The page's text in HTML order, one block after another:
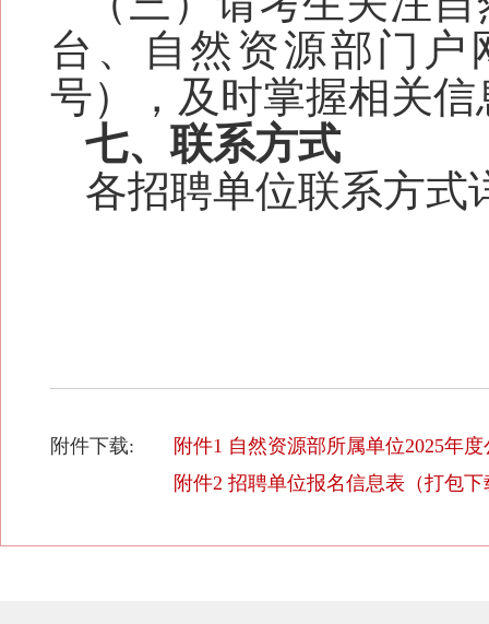
台 、
自然资源部门户
号）
，及时掌握相关
七、联系方式
各招聘单位联系方式
附件下载:
附件1 自然资源部所属单位2025年
附件2 招聘单位报名信息表（打包下